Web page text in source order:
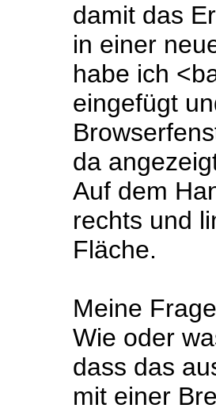
damit das
in einer
habe ich
eingefügt
da
Auf dem
rechts und
Fläche.
Meine
Wie oder
dass das
mit einer